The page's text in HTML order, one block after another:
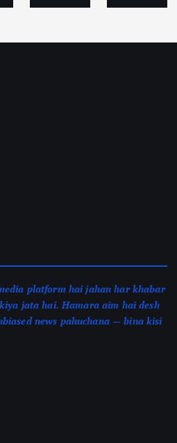
platform hai jahan har khabar
jata hai. Hamara aim hai desh
news pahuchana — bina kisi